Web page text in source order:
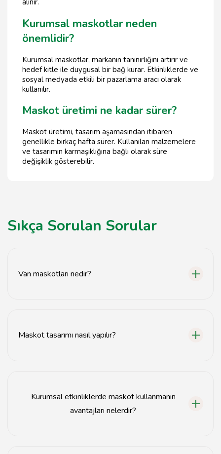
alınır.
Kurumsal maskotlar neden
önemlidir?
Kurumsal maskotlar, markanın tanınırlığını artırır ve
hedef kitle ile duygusal bir bağ kurar. Etkinliklerde ve
sosyal medyada etkili bir pazarlama aracı olarak
kullanılır.
Maskot üretimi ne kadar sürer?
Maskot üretimi, tasarım aşamasından itibaren
genellikle birkaç hafta sürer. Kullanılan malzemelere
ve tasarımın karmaşıklığına bağlı olarak süre
değişiklik gösterebilir.
Sıkça Sorulan Sorular
Van maskotları nedir?
Maskot tasarımı nasıl yapılır?
Kurumsal etkinliklerde maskot kullanmanın
avantajları nelerdir?